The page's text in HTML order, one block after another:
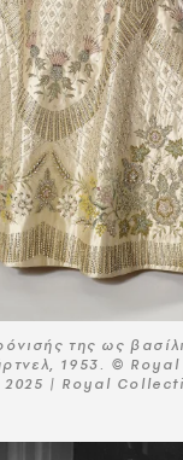
της ως
1953. ©
| Royal